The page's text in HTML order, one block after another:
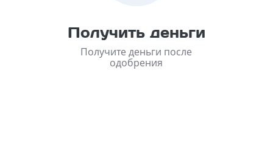
Получить деньги
Получите деньги после
одобрения